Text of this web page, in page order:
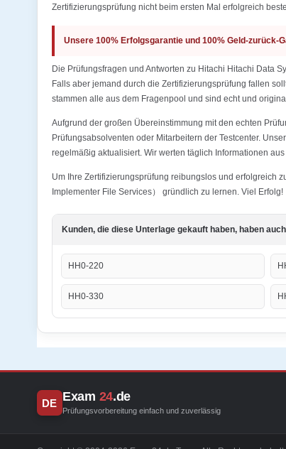
Zertifizierungsprüfung nicht beim ersten Mal erfolgreich
Unsere 100% Erfolgsgarantie und 100% Geld-zurück-
Die Prüfungsfragen und Antworten zu Hitachi Hitachi Data
Falls aber jemand durch die Zertifizierungsprüfung fallen
stammen alle aus dem Fragenpool und sind echt und
Aufgrund der großen Übereinstimmung mit den echten
Prüfungsabsolventen oder Mitarbeitern der Testcenter.
regelmäßig aktualisiert. Wir werten täglich Informationen
Um Ihre Zertifizierungsprüfung reibungslos und erfolgreich
Implementer File Services） gründlich zu lernen. Viel Erfolg!
Kunden, die diese Unterlage gekauft haben, haben
HH0-220
HH0-330
DE Exam 24.de
Prüfungsvorbereitung einfach und zuverlässig